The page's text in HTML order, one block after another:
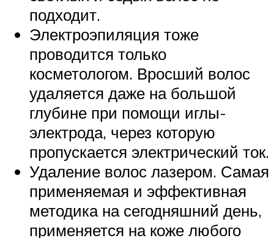
подходит.
Электроэпиляция тоже
проводится только
косметологом. Вросший волос
удаляется даже на большой
глубине при помощи иглы-
электрода, через которую
пропускается электрический ток.
Удаление волос лазером. Самая
применяемая и эффективная
методика на сегодняшний день,
применяется на коже любого